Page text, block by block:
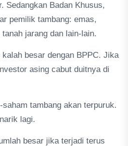
Sedangkan Badan Khusus,
pemilik tambang: emas,
jarang dan lain-lain.
besar dengan BPPC. Jika
asing cabut duitnya di
tambang akan terpuruk.
lagi.
besar jika terjadi terus